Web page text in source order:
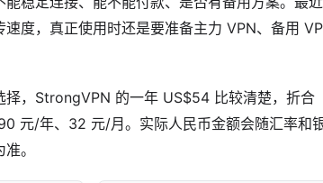
度，真正使用时还是要准备主力 VPN、备用
择，StrongVPN 的一年 US$54 比较清楚，折合
元/年、32 元/月。实际人民币金额会随汇率和
。